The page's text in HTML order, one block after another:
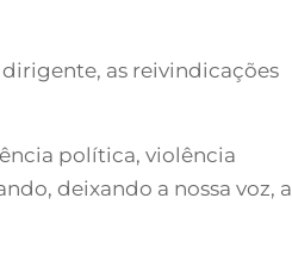
as reivindicações
política, violência
deixando a nossa voz, a